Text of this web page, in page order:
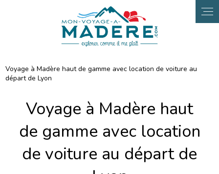
Voyage à Madère haut de gamme avec location de voiture au
départ de Lyon
Voyage à Madère haut
de gamme avec location
de voiture au départ de
Panneau de gestion des cookies